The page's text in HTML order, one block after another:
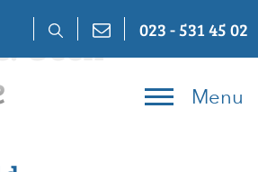
023 - 531 45 02
Menu
Geen